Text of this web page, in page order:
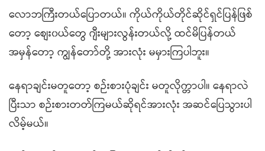
လောဘကြီးတယ်ပြောတယ်။ ကိုယ်ကိုယ်တိုင်ဆိုင်ရှင်ပြန်ဖြစ်
တော့ စျေး၀ယ်တွေ ဂျီးများလွန်းတယ်လို့ ထင်မိပြန်တယ်
အမှန်တော့ ကျွန်တော်တို့ အားလုံး မမှားကြပါဘူး။
နေရာချင်းမတူတော့ စဉ်းစားပုံချင်း မတူလိုက္တာပါ။ နေရာလဲ
ပြီးသာ စဉ်းစားတတ်ကြမယ်ဆိုရင်အားလုံး အဆင်ပြေသွားပါ
လိမ့်မယ်။